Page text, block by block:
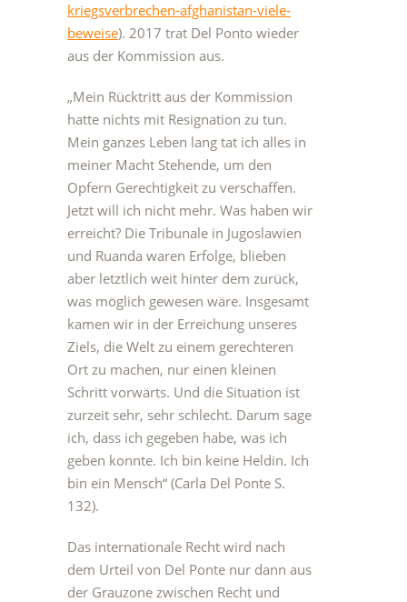
kriegsverbrechen-afghanistan-viele-
beweise). 2017 trat Del Ponto wieder
aus der Kommission aus.
„Mein Rücktritt aus der Kommission
hatte nichts mit Resignation zu tun.
Mein ganzes Leben lang tat ich alles in
meiner Macht Stehende, um den
Opfern Gerechtigkeit zu verschaffen.
Jetzt will ich nicht mehr. Was haben wir
erreicht? Die Tribunale in Jugoslawien
und Ruanda waren Erfolge, blieben
aber letztlich weit hinter dem zurück,
was möglich gewesen wäre. Insgesamt
kamen wir in der Erreichung unseres
Ziels, die Welt zu einem gerechteren
Ort zu machen, nur einen kleinen
Schritt vorwärts. Und die Situation ist
zurzeit sehr, sehr schlecht. Darum sage
ich, dass ich gegeben habe, was ich
geben konnte. Ich bin keine Heldin. Ich
bin ein Mensch“ (Carla Del Ponte S.
132).
Das internationale Recht wird nach
dem Urteil von Del Ponte nur dann aus
der Grauzone zwischen Recht und